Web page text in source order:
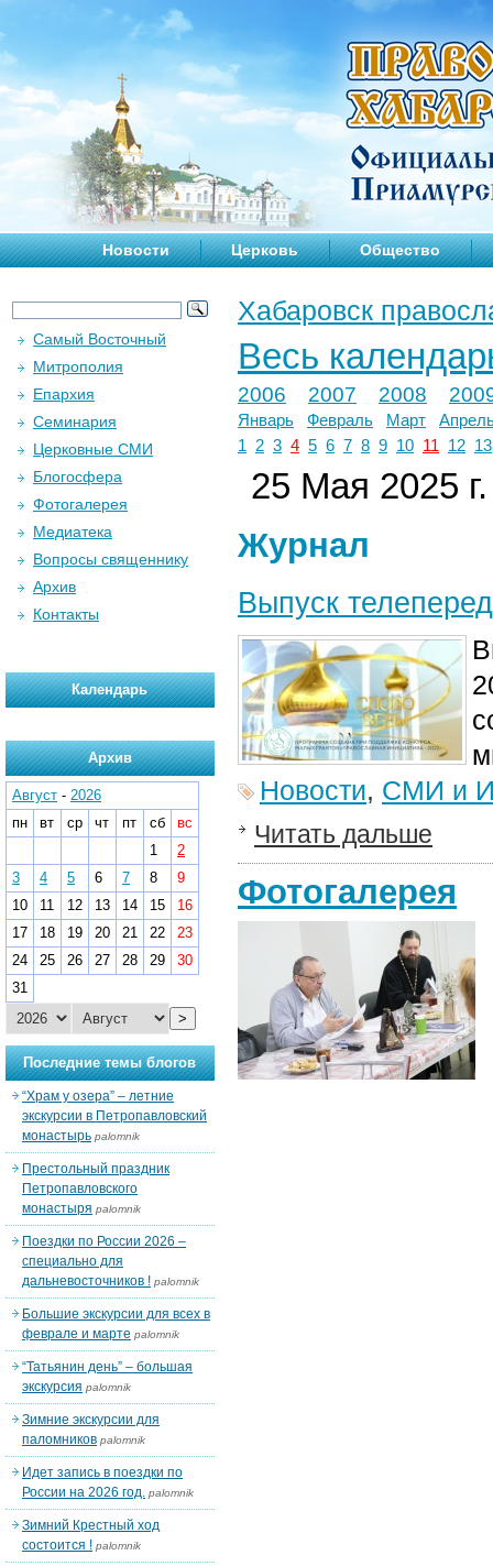
Новости Церковь Общество
Хабаровск
Весь
2006 2007 2008
Январь Февраль Март
1
2 3 4 5 6 7 8 9 10 11 12 13
25 Мая 2025 г.
Журнал
Выпуск
Новости, СМИ и
Читать дальше
Фотогалерея
Самый Восточный
Митрополия
Епархия
Семинария
Церковные СМИ
Блогосфера
Фотогалерея
Медиатека
Вопросы священнику
Архив
Контакты
Календарь
Архив
Август - 2026
пн
вт ср чт пт сб
вс
1
2
3
4 5 6 7 8
9
10
11 12 13 14 15
16
17
18 19 20 21 22
23
24
25 26 27 28 29
30
31
>
Последние темы блогов
“Храм у озера” – летние
экскурсии в Петропавловский
монастырь palomnik
Престольный праздник
Петропавловского
монастыря palomnik
Поездки по России 2026 –
специально для
дальневосточников ! palomnik
Большие экскурсии для всех в
феврале и марте palomnik
“Татьянин день” – большая
экскурсия palomnik
Зимние экскурсии для
паломников palomnik
Идет запись в поездки по
России на 2026 год. palomnik
Зимний Крестный ход
состоится ! palomnik